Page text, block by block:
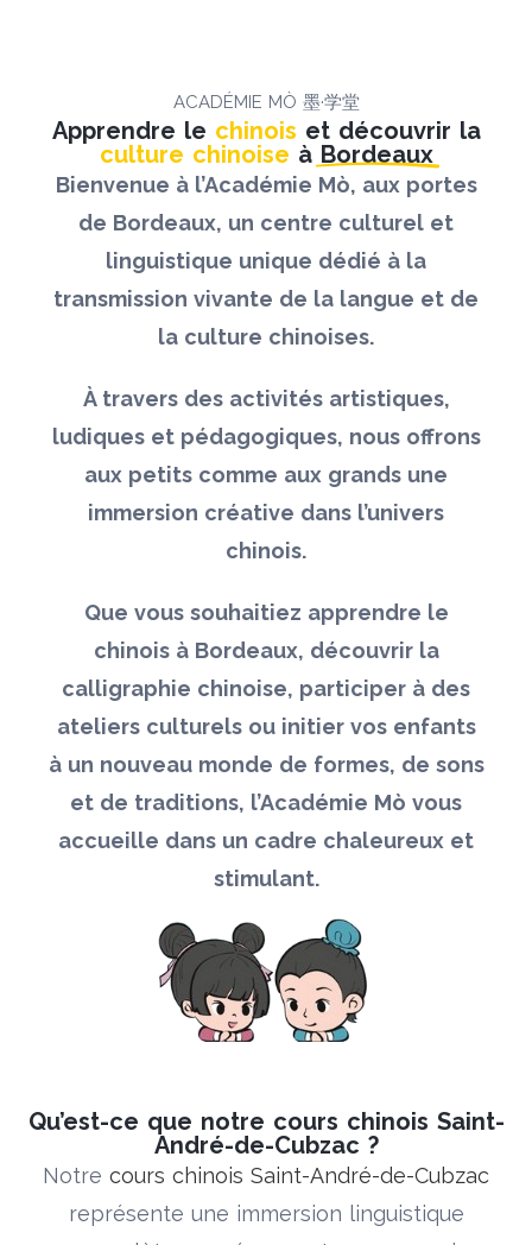
ACADÉMIE MÒ 墨·学堂
Apprendre le chinois et découvrir la
culture chinoise à Bordeaux
Bienvenue à l’Académie Mò, aux portes
de Bordeaux, un centre culturel et
linguistique unique dédié à la
transmission vivante de la langue et de
la culture chinoises.
À travers des activités artistiques,
ludiques et pédagogiques, nous offrons
aux petits comme aux grands une
immersion créative dans l’univers
chinois.
Que vous souhaitiez apprendre le
chinois à Bordeaux, découvrir la
calligraphie chinoise, participer à des
ateliers culturels ou initier vos enfants
à un nouveau monde de formes, de sons
et de traditions, l’Académie Mò vous
accueille dans un cadre chaleureux et
stimulant.
Qu’est-ce que notre cours chinois Saint-
André-de-Cubzac ?
Notre cours chinois Saint-André-de-Cubzac
représente une immersion linguistique